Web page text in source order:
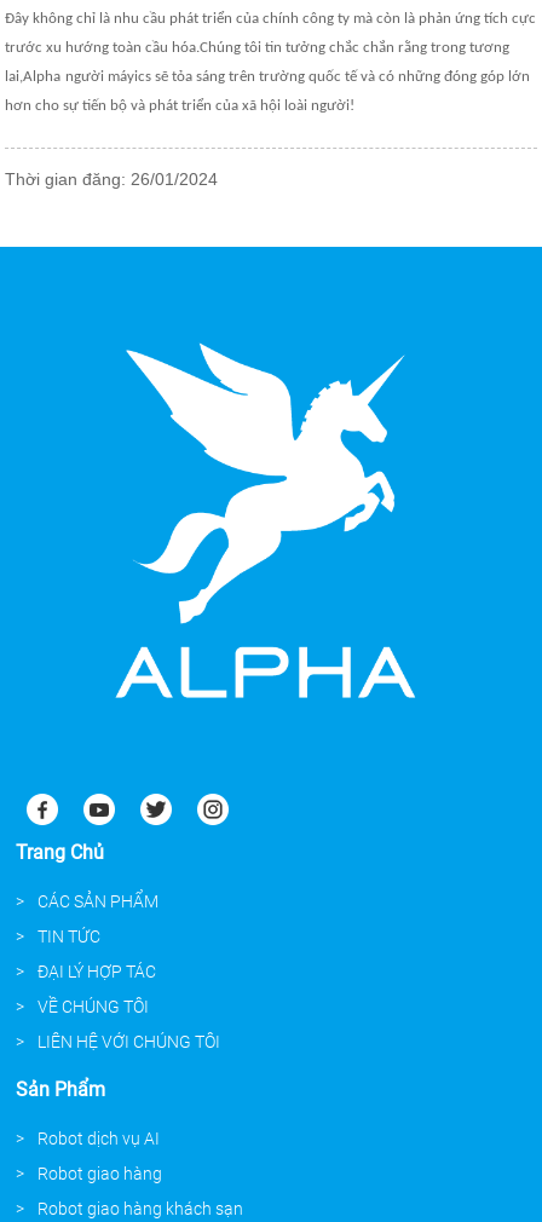
Đây không chỉ là nhu cầu phát triển của chính công ty mà còn là phản ứng tích cực
trước xu hướng toàn cầu hóa.Chúng tôi tin tưởng chắc chắn rằng trong tương
lai,Alpha người máyics sẽ tỏa sáng trên trường quốc tế và có những đóng góp lớn
hơn cho sự tiến bộ và phát triển của xã hội loài người!
Thời gian đăng: 26/01/2024
Trang Chủ
CÁC SẢN PHẨM
TIN TỨC
ĐẠI LÝ HỢP TÁC
VỀ CHÚNG TÔI
LIÊN HỆ VỚI CHÚNG TÔI
Sản Phẩm
Robot dịch vụ AI
Robot giao hàng
Robot giao hàng khách sạn